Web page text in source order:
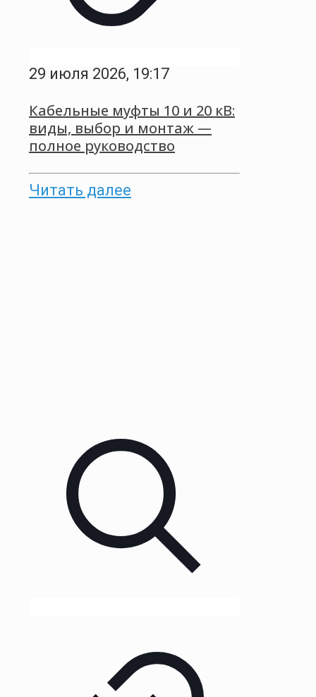
29 июля 2026, 19:17
Кабельные муфты 10 и 20 кВ:
виды, выбор и монтаж —
полное руководство
Читать далее